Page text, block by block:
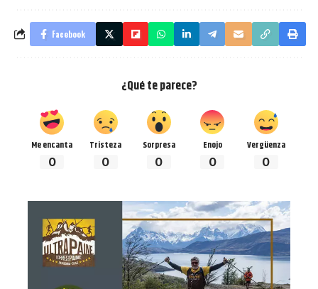
Facebook
¿Qué te parece?
Me encanta
0
Tristeza
0
Sorpresa
0
Enojo
0
Vergüenza
0